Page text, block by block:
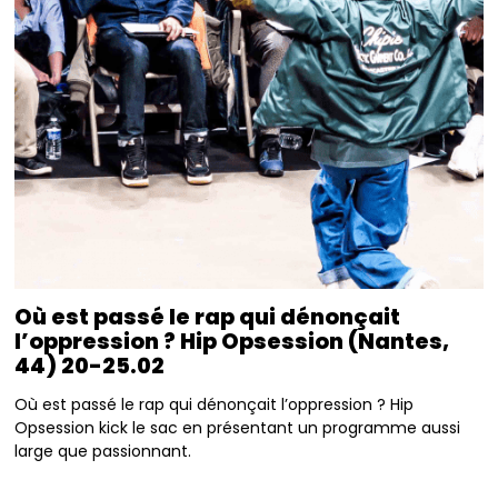
Où est passé le rap qui dénonçait
l’oppression ? Hip Opsession (Nantes,
44) 20-25.02
Où est passé le rap qui dénonçait l’oppression ? Hip
Opsession kick le sac en présentant un programme aussi
large que passionnant.